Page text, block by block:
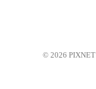
© 2026 PIXNET